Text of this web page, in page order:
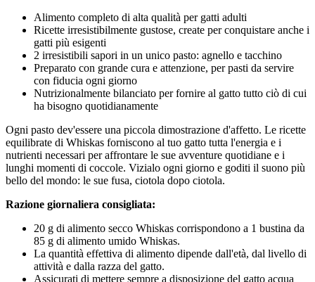
Alimento completo di alta qualità per gatti adulti
Ricette irresistibilmente gustose, create per conquistare anche i
gatti più esigenti
2 irresistibili sapori in un unico pasto: agnello e tacchino
Preparato con grande cura e attenzione, per pasti da servire
con fiducia ogni giorno
Nutrizionalmente bilanciato per fornire al gatto tutto ciò di cui
ha bisogno quotidianamente
Ogni pasto dev'essere una piccola dimostrazione d'affetto. Le ricette
equilibrate di Whiskas forniscono al tuo gatto tutta l'energia e i
nutrienti necessari per affrontare le sue avventure quotidiane e i
lunghi momenti di coccole. Vizialo ogni giorno e goditi il suono più
bello del mondo: le sue fusa, ciotola dopo ciotola.
Razione giornaliera consigliata:
20 g di alimento secco Whiskas corrispondono a 1 bustina da
85 g di alimento umido Whiskas.
La quantità effettiva di alimento dipende dall'età, dal livello di
attività e dalla razza del gatto.
Assicurati di mettere sempre a disposizione del gatto acqua